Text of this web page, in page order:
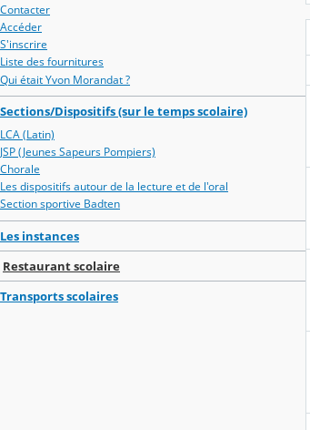
Contacter
Accéder
S'inscrire
Liste des fournitures
Qui était Yvon Morandat ?
Sections/Dispositifs (sur le temps scolaire)
LCA (Latin)
JSP (Jeunes Sapeurs Pompiers)
Chorale
Les dispositifs autour de la lecture et de l'oral
Section sportive Badten
Les instances
Restaurant scolaire
Transports scolaires